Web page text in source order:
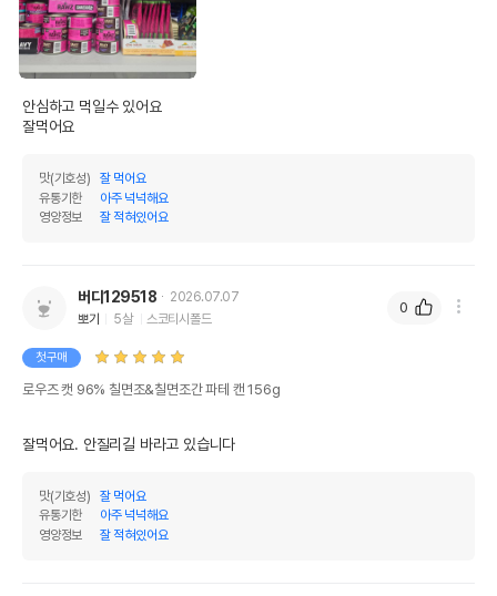
안심하고 먹일수 있어요
잘먹어요
맛(기호성)
잘 먹어요
유통기한
아주 넉넉해요
영양정보
잘 적혀있어요
버디129518
2026.07.07
뽀기
5살 스코티시폴드
첫구매
로우즈 캣 96% 칠면조&칠면조간 파테 캔 156g
잘먹어요. 안질리길 바라고 있습니다
맛(기호성)
잘 먹어요
유통기한
아주 넉넉해요
영양정보
잘 적혀있어요
0